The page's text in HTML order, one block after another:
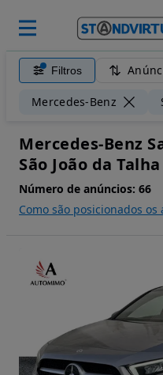
Filtros
Mercedes-Benz
Mercedes-Benz
São João da
Número de anúncios: 66
Como são posicionados os